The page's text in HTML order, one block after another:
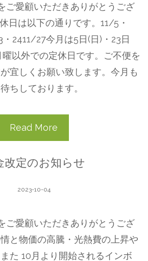
ご愛顧いただきありがとうござ
日は以下の通りです。11/5・
2411/27今月は5日(日)・23日
以外での定休日です。ご不便を
宜しくお願い致します。今月も
ちしております。
Read More
改定のお知らせ
2023-10-04
ご愛顧いただきありがとうござ
と物価の高騰・光熱費の上昇や
た 10月より開始されるインボ